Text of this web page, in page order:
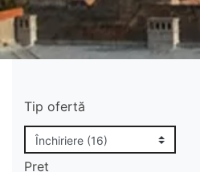
Tip ofertă
Pret